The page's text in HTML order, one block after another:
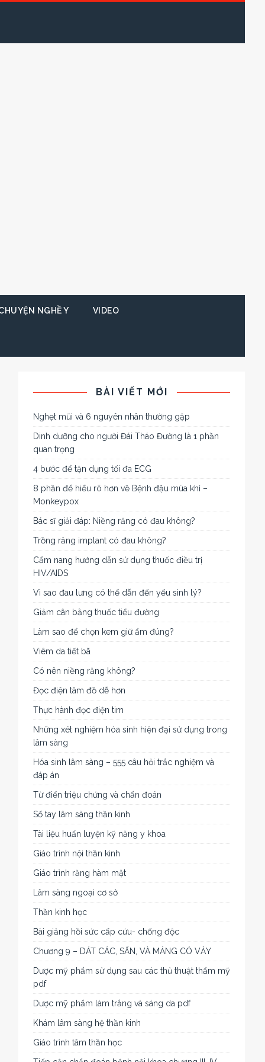
NGHỀ Y VIDEO
BÀI VIẾT MỚI
Nghẹt mũi và 6 nguyên nhân thường gặp
Dinh dưỡng cho người Đái Tháo Đường là 1 phần
quan trọng
4 bước để tận dụng tối đa ECG
8 phần để hiểu rõ hơn về Bệnh đậu mùa khỉ –
Monkeypox
Bác sĩ giải đáp: Niềng răng có đau không?
Trồng răng implant có đau không?
Cẩm nang hướng dẫn sử dụng thuốc điều trị
HIV/AIDS
Vì sao đau lưng có thể dẫn đến yếu sinh lý?
Giảm cân bằng thuốc tiểu đường
Làm sao để chọn kem giữ ẩm đúng?
Viêm da tiết bã
Có nên niềng răng không?
Đọc điện tâm đồ dễ hơn
Thực hành đọc điện tim
Những xét nghiệm hóa sinh hiện đại sử dụng trong
lâm sàng
Hóa sinh lâm sàng – 555 câu hỏi trắc nghiệm và
đáp án
Từ điển triệu chứng và chẩn đoán
Sổ tay lâm sàng thần kinh
Tài liệu huấn luyện kỹ năng y khoa
Giáo trình nội thần kinh
Giáo trình răng hàm mặt
Lâm sàng ngoại cơ sở
Thần kinh học
Bài giảng hồi sức cấp cứu- chống độc
Chương 9 – DÁT CÁC, SẨN, VÀ MẢNG CÓ VẢY
Dược mỹ phẩm sử dụng sau các thủ thuật thẩm mỹ
pdf
Dược mỹ phẩm làm trắng và sáng da pdf
Khám lâm sàng hệ thần kinh
Giáo trình tâm thần học